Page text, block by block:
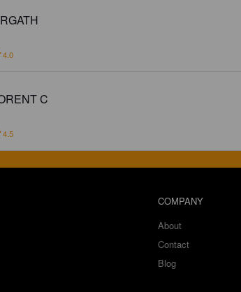
4.0
C
4.5
COMPANY
About
Contact
Blog